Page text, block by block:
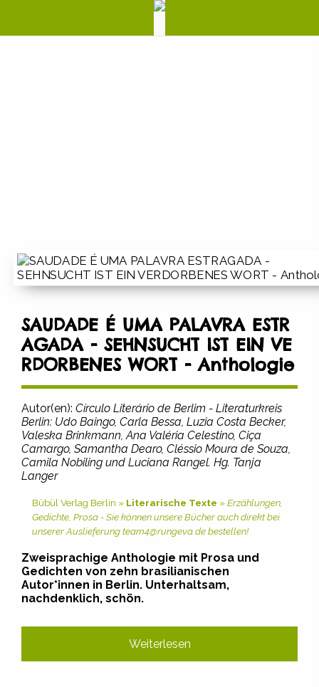
SAUDADE É UMA PALAVRA ESTR
AGADA - SEHNSUCHT IST EIN VE
RDORBENES WORT - Anthologie
Autor(en): Círculo Literário de Berlim - Literaturkreis
Berlin: Udo Baingo, Carla Bessa, Luzia Costa Becker,
Valeska Brinkmann, Ana Valéria Celestino, Ciça
Camargo, Samantha Dearo, Cléssio Moura de Souza,
Camila Nobiling und Luciana Rangel. Hg. Tanja
Langer
Bübül Verlag Berlin » Literarische Texte »Erzählungen,
Gedichte, Prosa - Sie können unsere Bücher auch direkt bei
unserer Auslieferung team4@rungeva.de bestellen!
Zweisprachige Anthologie mit Prosa und
Gedichten von zehn brasilianischen
Autor*innen in Berlin. Unterhaltsam,
nachdenklich, schön.
Weiterlesen